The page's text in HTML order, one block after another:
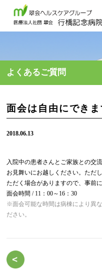
よくあるご質問
面会は自由にできま
2018.06.13
入院中の患者さんとご家族との交
お見舞いにお越しください。ただ
ただく場合がありますので、事前
面会時間 / 11：00～16：30
※面会可能な時間は病棟により異
ださい。